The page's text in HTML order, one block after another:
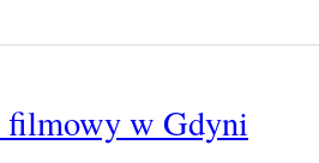
filmowy w Gdyni